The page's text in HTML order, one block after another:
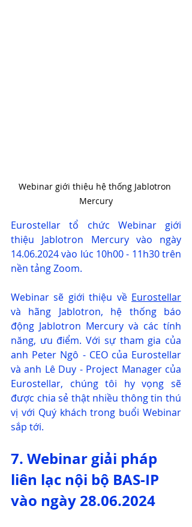
Webinar giới thiệu hệ thống Jablotron
Mercury
Eurostellar tổ chức Webinar giới
thiệu Jablotron Mercury vào ngày
14.06.2024 vào lúc 10h00 - 11h30 trên
nền tảng Zoom.
Webinar sẽ giới thiệu về Eurostellar
và hãng Jablotron, hệ thống báo
động Jablotron Mercury và các tính
năng, ưu điểm. Với sự tham gia của
anh Peter Ngô - CEO của Eurostellar
và anh Lê Duy - Project Manager của
Eurostellar, chúng tôi hy vọng sẽ
được chia sẻ thật nhiều thông tin thú
vị với Quý khách trong buổi Webinar
sắp tới.
7. Webinar giải pháp
liên lạc nội bộ BAS-IP
vào ngày 28.06.2024